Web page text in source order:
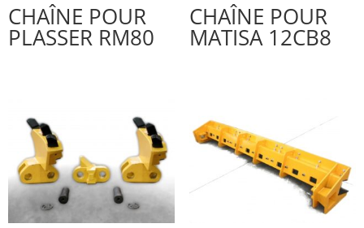
CHAÎNE POUR
PLASSER RM80
CHAÎNE POUR
MATISA 12CB8